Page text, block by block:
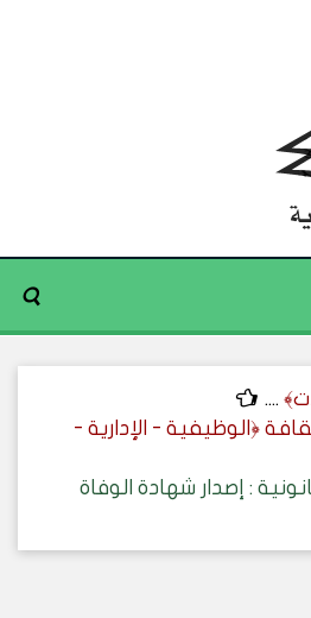
....
﴿الوظيفية - الإدارية -
: إصدار شهادة الوفاة